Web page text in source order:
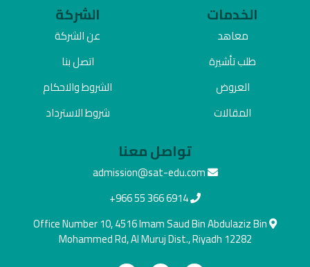
الخدمات
معاهد
طلب تأشيرة
العروض
المقالات
الشركة
عن الشركة
اتصل بنا
الشروط والاحكام
شروط الاسترداد
تواصل معنا
admission@sat-edu.com
+966 55 366 6914
Office Number 10, 4516 Imam Saud Bin Abdulaziz Bin
Mohammed Rd, Al Muruj Dist., Riyadh 12282